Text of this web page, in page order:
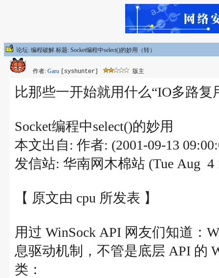
论坛: 编程破解 标题: Socket编程中select()的妙用（转）
作者: Garu [syshunter] 版主
比那些一开始就用什么“IO多路
Socket编程中select()的妙用
本文出自: 作者: (2001-09-13
发信站: 华南网木棉站 (Tue Aug
【 原文由 cpu 所发表 】
用过 WinSock API 网友们知道：
息驱动机制，不管是底层 API 的
类：